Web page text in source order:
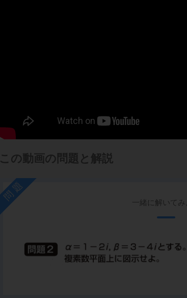
この動画の問題と解説
問題 一緒に解いてみ